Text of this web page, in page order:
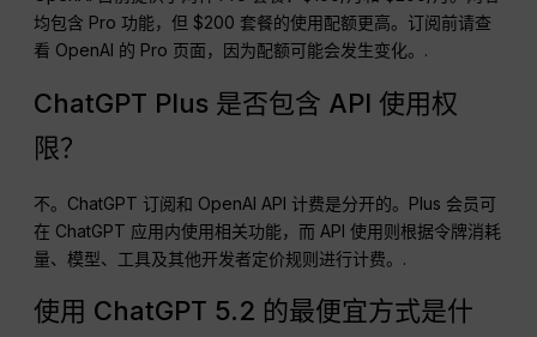
均包含 Pro 功能，但 $200 套餐的使用配额更高。订阅前请查
看 OpenAI 的 Pro 页面，因为配额可能会发生变化。.
ChatGPT Plus 是否包含 API 使用权
限？
不。ChatGPT 订阅和 OpenAI API 计费是分开的。Plus 会员可
在 ChatGPT 应用内使用相关功能，而 API 使用则根据令牌消耗
量、模型、工具及其他开发者定价规则进行计费。.
使用 ChatGPT 5.2 的最便宜方式是什